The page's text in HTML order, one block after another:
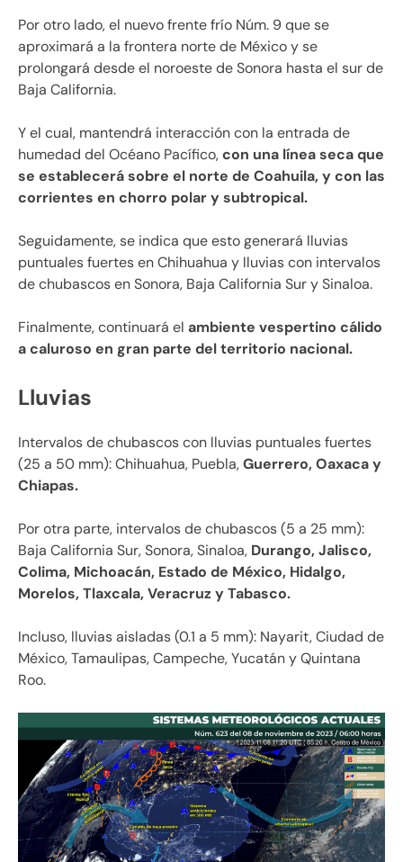
Por otro lado, el nuevo frente frío Núm. 9 que se
aproximará a la frontera norte de México y se
prolongará desde el noroeste de Sonora hasta el sur de
Baja California.
Y el cual, mantendrá interacción con la entrada de
humedad del Océano Pacífico,con una línea seca que
se establecerá sobre el norte de Coahuila, y con las
corrientes en chorro polar y subtropical.
Seguidamente, se indica que esto generará lluvias
puntuales fuertes en Chihuahua y lluvias con intervalos
de chubascos en Sonora, Baja California Sur y Sinaloa.
Finalmente, continuará el ambiente vespertino cálido
a caluroso en gran parte del territorio nacional.
Lluvias
Intervalos de chubascos con lluvias puntuales fuertes
(25 a 50 mm): Chihuahua, Puebla,Guerrero, Oaxaca y
Chiapas.
Por otra parte, intervalos de chubascos (5 a 25 mm):
Baja California Sur, Sonora, Sinaloa, Durango, Jalisco,
Colima, Michoacán, Estado de México, Hidalgo,
Morelos, Tlaxcala, Veracruz y Tabasco.
Incluso, lluvias aisladas (0.1 a 5 mm): Nayarit, Ciudad de
México, Tamaulipas, Campeche, Yucatán y Quintana
Roo.